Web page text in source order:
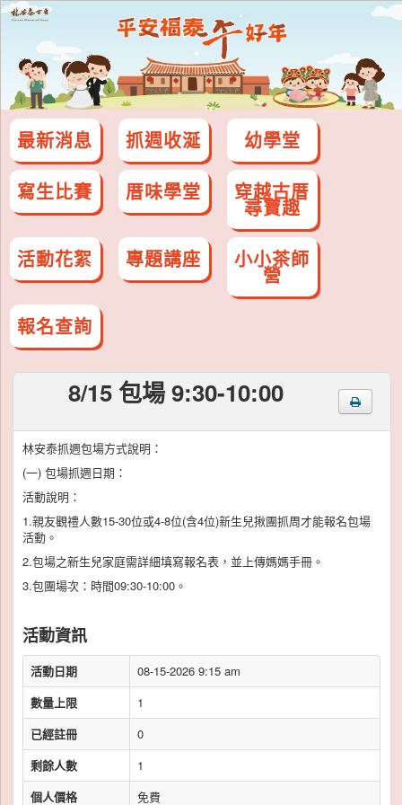
最新消息 抓週收涎
幼學堂
寫生比賽
厝味學堂 穿越古厝
尋寶趣
活動花絮
專題講座 小小茶師
營
報名查詢
8/15 包場 9:30-10:00
林安泰抓週包場方式說明：
(一) 包場抓週日期：
活動說明：
1.親友觀禮人數15-30位或4-8位(含4位)新生兒揪團抓周才能報名包場
活動。
2.包場之新生兒家庭需詳細填寫報名表，並上傳媽媽手冊。
3.包團場次：時間09:30-10:00。
活動資訊
活動日期
08-15-2026 9:15 am
數量上限
1
已經註冊
0
剩餘人數
1
個人價格
免費